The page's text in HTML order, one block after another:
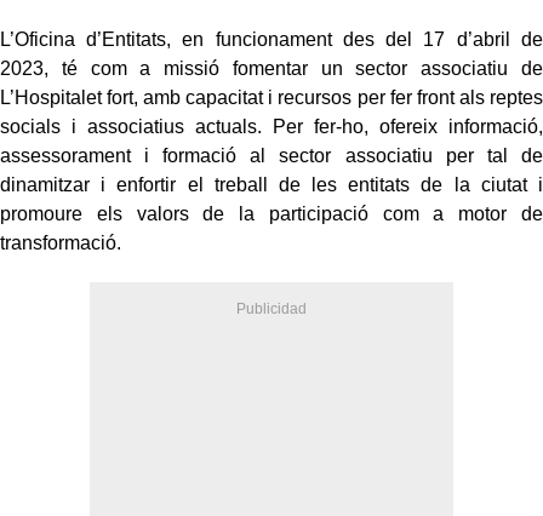
L’Oficina d’Entitats, en funcionament des del 17 d’abril de
2023, té com a missió fomentar un sector associatiu de
L’Hospitalet fort, amb capacitat i recursos per fer front als reptes
socials i associatius actuals. Per fer-ho, ofereix informació,
assessorament i formació al sector associatiu per tal de
dinamitzar i enfortir el treball de les entitats de la ciutat i
promoure els valors de la participació com a motor de
transformació.